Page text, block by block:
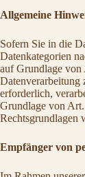
Allgemeine
Sofern Sie in die
Datenkategorien
auf Grundlage
erforderlich,
Grundlage von
Rechtsgrundlagen
Empfänger von